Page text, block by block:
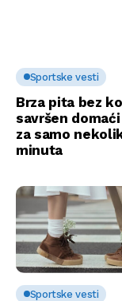
Sportske vesti
Brza pita bez
savršen
za samo
minuta
Sportske vesti